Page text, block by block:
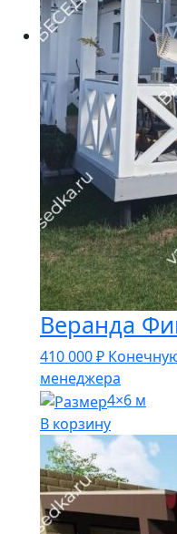
Веранда
410 000₽
менеджера
4×6 м
В корзину